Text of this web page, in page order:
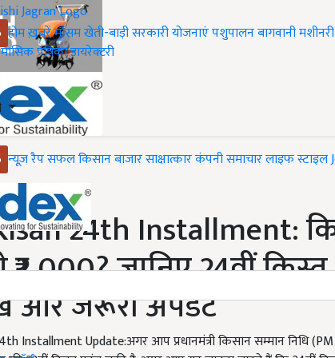
होमख़बरेंमौसमखेती-बाड़ीसरकारी योजनाएंपशुपालनबागवानीमशीनरी
मासिक पत्रिकाडायरेक्टरी
न्यूज़ रैपसफल किसानबाजारसाक्षात्कारकंपनी समाचारलाइफ स्टाइल
24th Installment:
जानिए 24वीं
और जरूरी अपडेट
Installment Update:अगर आप प्रधानमंत्री किसान सम्मान निधि